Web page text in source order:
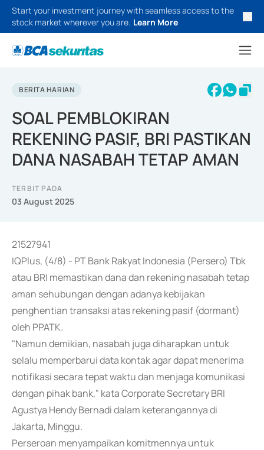
Start your investment journey with seamless access to the
stock market wherever you are. Learn More
BERITA HARIAN
SOAL PEMBLOKIRAN
REKENING PASIF, BRI PASTIKAN
DANA NASABAH TETAP AMAN
TERBIT PADA
03 August 2025
21527941
IQPlus, (4/8) - PT Bank Rakyat Indonesia (Persero) Tbk
atau BRI memastikan dana dan rekening nasabah tetap
aman sehubungan dengan adanya kebijakan
penghentian transaksi atas rekening pasif (dormant)
oleh PPATK.
"Namun demikian, nasabah juga diharapkan untuk
selalu memperbarui data kontak agar dapat menerima
notifikasi secara tepat waktu dan menjaga komunikasi
dengan pihak bank," kata Corporate Secretary BRI
Agustya Hendy Bernadi dalam keterangannya di
Jakarta, Minggu.
Perseroan menyampaikan komitmennya untuk